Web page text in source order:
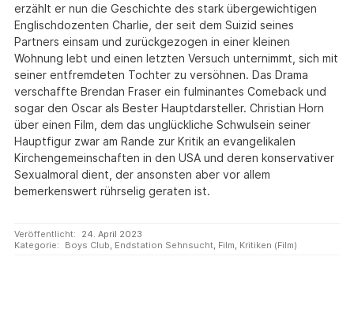
erzählt er nun die Geschichte des stark übergewichtigen
Englischdozenten Charlie, der seit dem Suizid seines
Partners einsam und zurückgezogen in einer kleinen
Wohnung lebt und einen letzten Versuch unternimmt, sich mit
seiner entfremdeten Tochter zu versöhnen. Das Drama
verschaffte Brendan Fraser ein fulminantes Comeback und
sogar den Oscar als Bester Hauptdarsteller. Christian Horn
über einen Film, dem das unglückliche Schwulsein seiner
Hauptfigur zwar am Rande zur Kritik an evangelikalen
Kirchengemeinschaften in den USA und deren konservativer
Sexualmoral dient, der ansonsten aber vor allem
bemerkenswert rührselig geraten ist.
Veröffentlicht:
24. April 2023
Kategorie:
Boys Club, Endstation Sehnsucht, Film, Kritiken (Film)